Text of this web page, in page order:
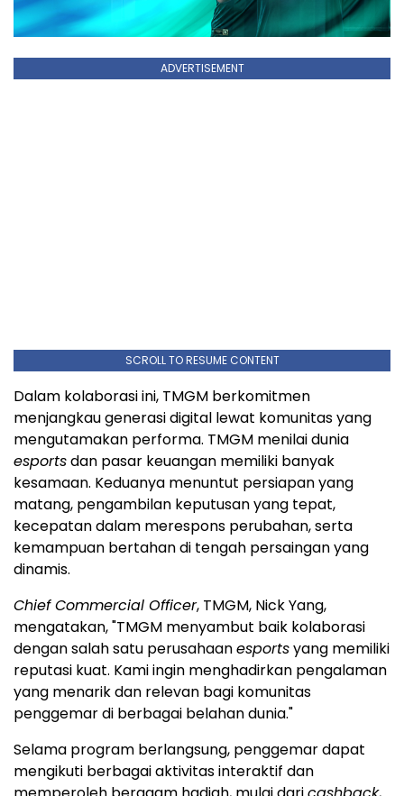
ADVERTISEMENT
SCROLL TO RESUME CONTENT
Dalam kolaborasi ini, TMGM berkomitmen
menjangkau generasi digital lewat komunitas yang
mengutamakan performa. TMGM menilai dunia
esportsdan pasar keuangan memiliki banyak
kesamaan. Keduanya menuntut persiapan yang
matang, pengambilan keputusan yang tepat,
kecepatan dalam merespons perubahan, serta
kemampuan bertahan di tengah persaingan yang
dinamis.
Chief Commercial Officer, TMGM, Nick Yang,
mengatakan, "TMGM menyambut baik kolaborasi
dengan salah satu perusahaanesportsyang memiliki
reputasi kuat. Kami ingin menghadirkan pengalaman
yang menarik dan relevan bagi komunitas
penggemar di berbagai belahan dunia."
Selama program berlangsung, penggemar dapat
mengikuti berbagai aktivitas interaktif dan